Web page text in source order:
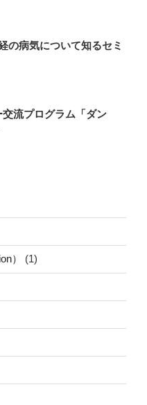
の病気について知るセミ
流プログラム「ダン
） (1)